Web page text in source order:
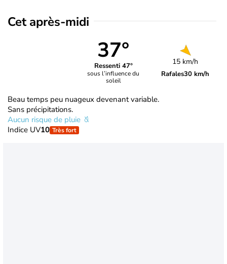
Cet après-midi
37°
Ressenti 47°
sous l’influence du
soleil
15 km/h
Rafales30 km/h
Beau temps peu nuageux devenant variable.
Sans précipitations.
Aucun risque de pluie
Indice UV10 Très fort